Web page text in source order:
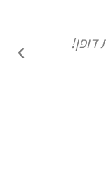
דופן!